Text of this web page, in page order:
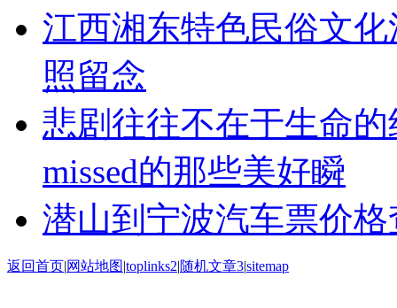
江西湘东特色民俗文
照留念
悲剧往往不在于生命
missed的那些美好瞬
潜山到宁波汽车票价格
返回首页|网站地图|toplinks2|随机文章3|sitemap